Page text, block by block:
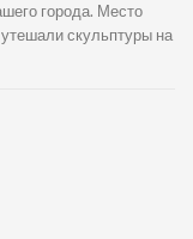
города. Место
скульптуры на